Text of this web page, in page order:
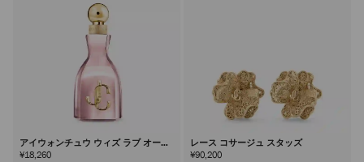
アイウォンチュウ ウィズ ラブ オード
パルファム60ml
¥18,260
レース コサージュ スタッズ
¥90,200